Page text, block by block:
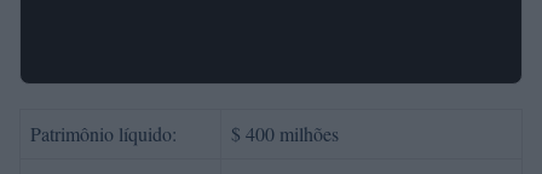
Patrimônio líquido:
$ 400 milhões